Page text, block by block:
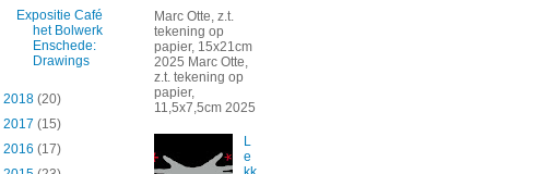
Expositie Café
het Bolwerk
Enschede:
Drawings
2018 (20)
2017 (15)
2016 (17)
Marc Otte, z.t.
tekening op
papier, 15x21cm
2025 Marc Otte,
z.t. tekening op
papier,
11,5x7,5cm 2025
L
e